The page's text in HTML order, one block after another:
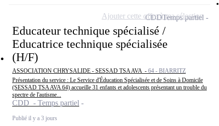
Educateur technique spécialisé /
Educatrice technique spécialisée
(H/F)
ASSOCIATION CHRYSALIDE - SESSAD TSA AVA - 64 - BIARRITZ
Présentation du service : Le Service d'Éducation Spécialisée et de Soins à Domicile
(SESSAD TSA AVA 64) accueille 31 enfants et adolescents présentant un trouble du
spectre de l'autisme...
CDD - Temps partiel
Publié il y a 3 jours
CDDTemps partiel
Ajouter cette offre à ma sélection